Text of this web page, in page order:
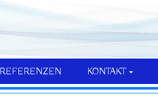
REFERENZEN KONTAKT